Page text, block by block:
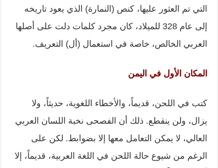
التي تم العثور عليها، كنص (النمارة) الذي يعود تاريخه
إلى عام 328 للميلاد، كان مجرد كلمات دلت على أصلها
العربي الخالص، خاصة في استعمال (أل) التعريف.
المكان الأول في اليمن
كتب في اللحن، قديماً، والأخطاء اللغوية، حديثاً، ولا
يزال، ولن ينقطع. ذلك أن الفصحى نخبة اللسان العربي
العالي، لا يمكن التعامل معها إلا بضوابط. لكن على
الرغم من شيوع حالة اللحن في اللغة العربية، قديماً، إلا